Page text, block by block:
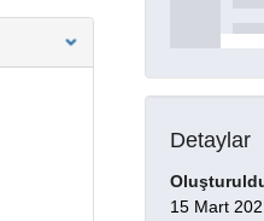
Detaylar
15 Mart